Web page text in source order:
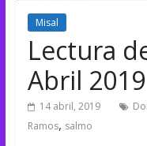
Misal
Lectura
Abril 2019
14 abril, 2019
Ramos, salmo